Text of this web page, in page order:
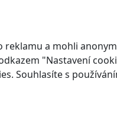
a mohli
"Nastavení
Souhlasíte s